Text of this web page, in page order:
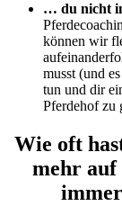
… du nicht
können wir
musst (und
tun und dir
Pferdehof zu
Wie oft
mehr auf